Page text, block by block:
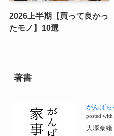
2026上半期【買って良かっ
たモノ】10選
著書
がんば
posted with
大塚奈